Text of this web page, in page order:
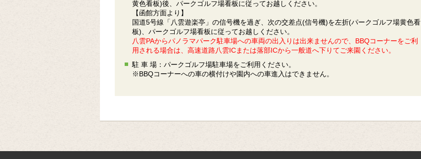
黄色看板)後、パークゴルフ場看板に従ってお越しください。
【函館方面より】
国道5号線「八雲遊楽亭」の信号機を過ぎ、次の交差点(信号機)を左折(パークゴルフ場黄色看
板)、パークゴルフ場看板に従ってお越しください。
八雲PAからパノラマパーク駐車場への車両の出入りは出来ませんので、BBQコーナーをご利
用される場合は、高速道路八雲ICまたは落部ICから一般道へ下りてご来園ください。
駐 車 場：パークゴルフ場駐車場をご利用ください。
※BBQコーナーへの車の横付けや園内への車進入はできません。